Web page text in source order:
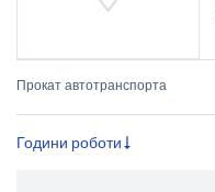
Прокат автотранспорта
Години роботи